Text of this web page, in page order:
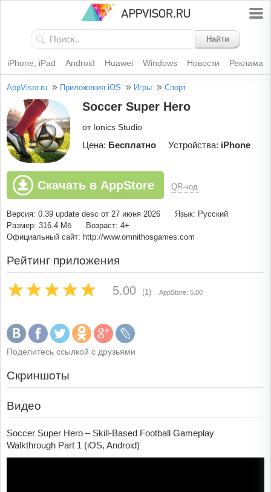
Найти
iPhone, iPad Android Huawei Windows Новости Реклама
AppVisor.ru » Приложения iOS » Игры » Спорт
Soccer Super Hero
от Ionics Studio
Цена: Бесплатно Устройства: iPhone
Скачать в AppStore QR-код
Версия: 0.39 update desc от 27 июня 2026
Язык: Русский
Размер: 316.4 Мб
Возраст: 4+
Официальный сайт: http://www.omnithosgames.com
Рейтинг приложения
5.00 (1) AppStore: 5.00
Поделитесь ссылкой с друзьями
Скриншоты
Видео
Soccer Super Hero – Skill-Based Football Gameplay
Walkthrough Part 1 (iOS, Android)